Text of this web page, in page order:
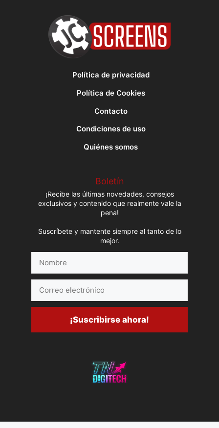
Política de privacidad
Política de Cookies
Contacto
Condiciones de uso
Quiénes somos
Boletín
¡Recibe las últimas novedades, consejos
exclusivos y contenido que realmente vale la
pena!
Suscríbete y mantente siempre al tanto de lo
mejor.
electrónico
¡Suscribirse ahora!